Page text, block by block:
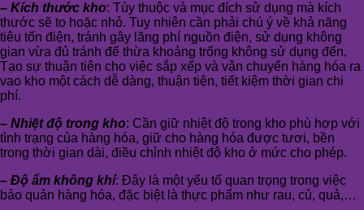
– Kích thước kho: Tùy thuộc và mục đích sử dụng mà kích
thước sẽ to hoặc nhỏ. Tuy nhiên cần phải chú ý về khả năng
tiêu tốn điện, tránh gây lãng phí nguồn điện, sử dụng không
gian vừa đủ tránh để thừa khoảng trống không sử dụng đến.
Tạo sự thuận tiện cho việc sắp xếp và vận chuyển hàng hóa ra
vao kho một cách dễ dàng, thuận tiện, tiết kiệm thời gian chi
phí.
– Nhiệt độ trong kho: Cần giữ nhiệt độ trong kho phù hợp với
tình trạng của hàng hóa, giữ cho hàng hóa được tươi, bền
trong thời gian dài, điều chỉnh nhiệt độ kho ở mức cho phép.
– Độ ẩm không khí: Đây là một yếu tố quan trọng trong việc
bảo quản hàng hóa, đặc biệt là thực phẩm như rau, củ, quả,…